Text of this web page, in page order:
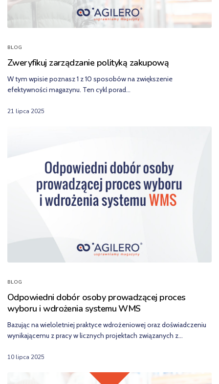
BLOG
Zweryfikuj zarządzanie polityką zakupową
W tym wpisie poznasz 1 z 10 sposobów na zwiększenie
efektywności magazynu. Ten cykl porad…
21 lipca 2025
BLOG
Odpowiedni dobór osoby prowadzącej proces
wyboru i wdrożenia systemu WMS
Bazując na wieloletniej praktyce wdrożeniowej oraz doświadczeniu
wynikającemu z pracy w licznych projektach związanych z…
10 lipca 2025